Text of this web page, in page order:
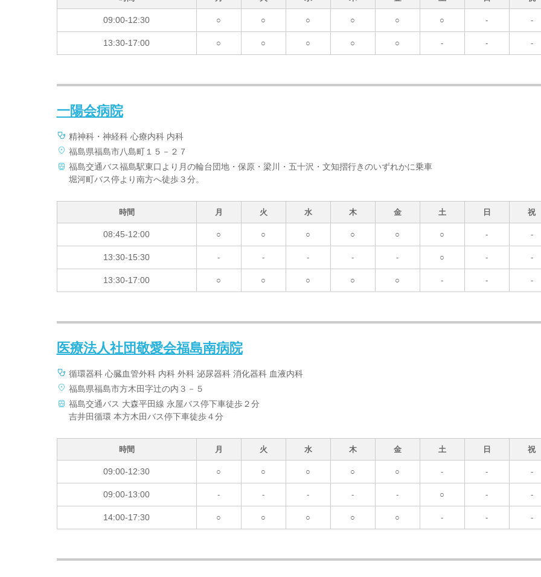
09:00-12:30 ○ ○ ○ ○ ○ ○ - -
13:30-17:00 ○ ○ ○ ○ ○ - - -
一陽会病院
精神科・神経科 心療内科 内科
福島県福島市八島町１５－２７
福島交通バス福島駅東口より月の輪台団地・保原・梁川・五十沢・文知摺行きのいずれかに乗車
堀河町バス停より南方へ徒歩３分。
時間 月 火 水 木 金 土 日 祝
08:45-12:00 ○ ○ ○ ○ ○ ○ - -
13:30-15:30 - - - - - ○ - -
13:30-17:00 ○ ○ ○ ○ ○ - - -
医療法人社団敬愛会福島南病院
循環器科 心臓血管外科 内科 外科 泌尿器科 消化器科 血液内科
福島県福島市方木田字辻の内３－５
福島交通バス 大森平田線 永屋バス停下車徒歩２分
吉井田循環 本方木田バス停下車徒歩４分
時間 月 火 水 木 金 土 日 祝
09:00-12:30 ○ ○ ○ ○ ○ - - -
09:00-13:00 - - - - - ○ - -
14:00-17:30 ○ ○ ○ ○ ○ - - -